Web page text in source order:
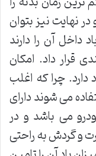
در نهایت نیز بتوان
آن را دارند
قرار داد. امکان
چرا که اغلب
می شوند دارای
می باشد و در
و گردش به راحتی